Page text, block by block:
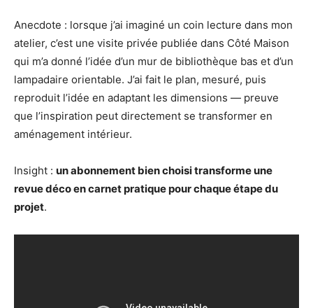
Anecdote : lorsque j’ai imaginé un coin lecture dans mon
atelier, c’est une visite privée publiée dans Côté Maison
qui m’a donné l’idée d’un mur de bibliothèque bas et d’un
lampadaire orientable. J’ai fait le plan, mesuré, puis
reproduit l’idée en adaptant les dimensions — preuve
que l’inspiration peut directement se transformer en
aménagement intérieur.
Insight : un abonnement bien choisi transforme une
revue déco en carnet pratique pour chaque étape du
projet.